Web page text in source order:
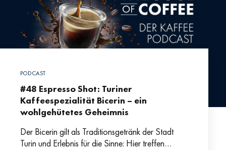
PODCAST
#48 Espresso Shot: Turiner
Kaffeespezialität Bicerin – ein
wohlgehütetes Geheimnis
Der Bicerin gilt als Traditionsgetränk der Stadt
Turin und Erlebnis für die Sinne: Hier treffen